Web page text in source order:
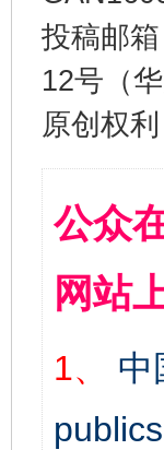
投稿邮
12号（
原创权
公众
网站
1、
中